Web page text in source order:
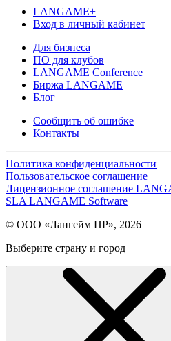
LANGAME+
Вход в личный кабинет
Для бизнеса
ПО для клубов
LANGAME Conference
Биржа LANGAME
Блог
Сообщить об ошибке
Контакты
Политика конфиденциальности
Пользовательское соглашение
Лицензионное соглашение
SLA LANGAME Software
© ООО «Лангейм ПР», 2026
Выберите страну и город